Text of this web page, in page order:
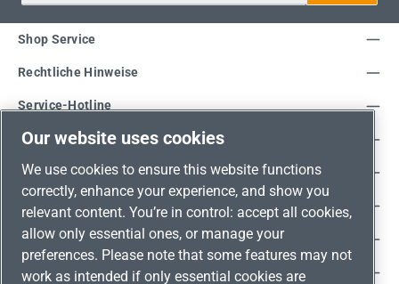
Service-Hotline
Shop Service
Rechtliche Hinweise
Unsere Vorteile
Versandarten
Zahlungsarten
Adresse
Umweltschutz & Partnerschaft
Our website uses cookies
We use cookies to ensure this website functions
correctly, enhance your experience, and show you
relevant content. You’re in control: accept all cookies,
allow only essential ones, or manage your
preferences. Please note that some features may not
work as intended if only essential cookies are